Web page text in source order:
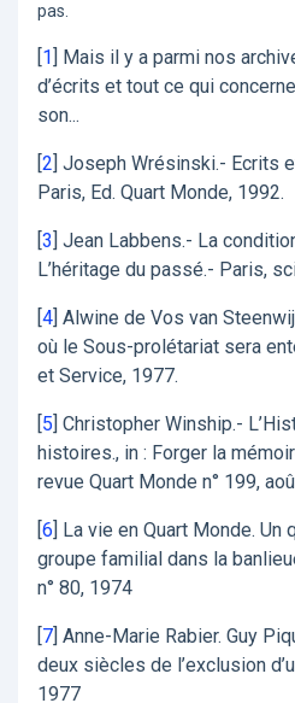
pas.
1
Mais il y a parmi nos
d’écrits et tout ce qui
son...
2 Joseph Wrésinski.- Ecrits
Paris, Ed. Quart Monde, 1992.
3 Jean Labbens.- La
L’héritage du passé.- Paris,
4 Alwine de Vos van
où le Sous-prolétariat sera
et Service, 1977.
5 Christopher Winship.-
histoires., in : Forger la
revue Quart Monde n° 199,
6
La vie en Quart Monde. Un
groupe familial dans la
n° 80, 1974
7 Anne-Marie Rabier. Guy
deux siècles de l’exclusion
1977